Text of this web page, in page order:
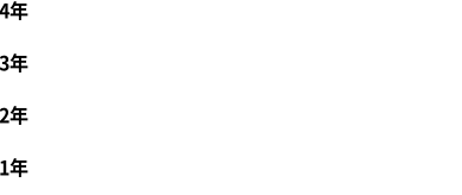
年
年
年
年